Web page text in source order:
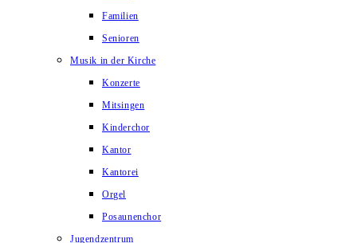
Familien
Senioren
Musik in der Kirche
Konzerte
Mitsingen
Kinderchor
Kantor
Kantorei
Orgel
Posaunenchor
Jugendzentrum